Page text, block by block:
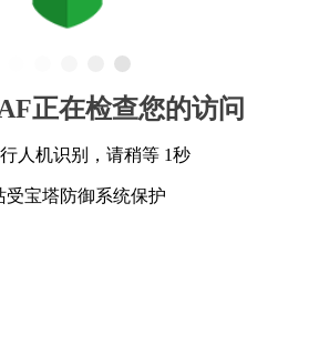
正在检查您的访问
人机识别，请稍等 1秒
受宝塔防御系统保护